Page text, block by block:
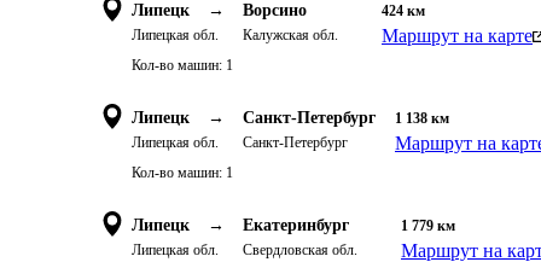
Липецк →
Липецкая обл.
Ворсино
Калужская обл.
424 км
Маршрут на карте
Кол-во машин: 1
Липецк →
Липецкая обл.
Санкт-Петербург
Санкт-Петербург
1 138 км
Маршрут на
Кол-во машин: 1
Липецк →
Липецкая обл.
Екатеринбург
Свердловская обл.
1 779 км
Маршрут на